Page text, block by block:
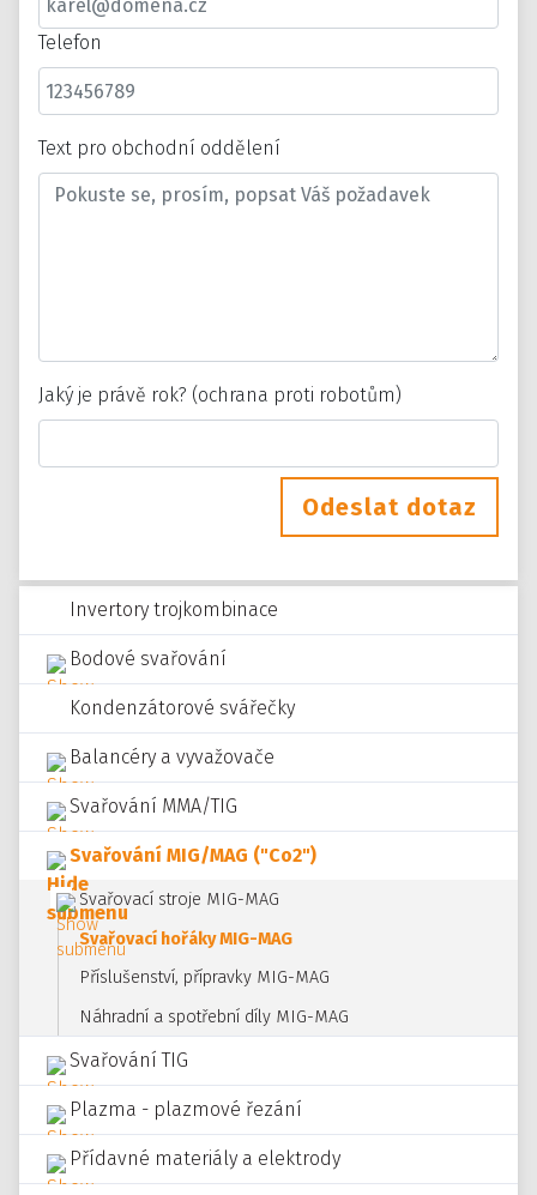
Invertory trojkombinace
Bodové svařování
Kondenzátorové svářečky
Balancéry a vyvažovače
Svařování MMA/TIG
Svařování MIG/MAG ("Co2")
Svařovací stroje MIG-MAG
Svařovací hořáky MIG-MAG
Příslušenství, přípravky MIG-MAG
Náhradní a spotřební díly MIG-MAG
Svařování TIG
Plazma - plazmové řezání
Přídavné materiály a elektrody
Telefon
Text pro obchodní oddělení
Jaký je právě rok? (ochrana proti robotům)
Odeslat dotaz